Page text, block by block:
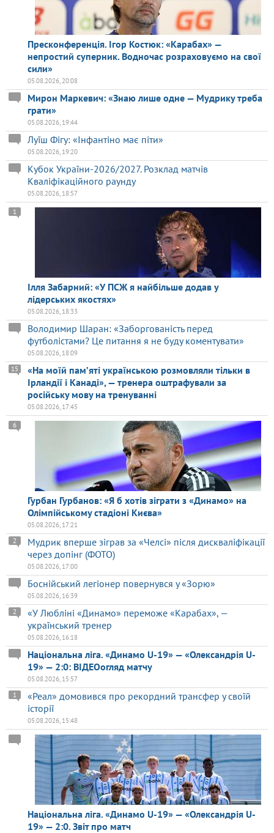
Пресконференція. Ігор Костюк: «Карабах» —
непростий суперник. Водночас розраховуємо на свої
сили»
05.08.2026, 20:08
Мирон Маркевич: «Знаю лише одне — Мудрику треба
грати»
05.08.2026, 19:44
Луїш Фігу: «Інфантіно має піти»
05.08.2026, 19:20
Кубок України-2026/2027. Розклад матчів
Кваліфікаційного раунду
05.08.2026, 18:57
Ілля Забарний: «У ПСЖ я найбільше додав у
лідерських якостях»
1
05.08.2026, 18:33
Володимир Шаран: «Заборгованість перед
футболістами? Це питання я не буду коментувати»
05.08.2026, 18:09
«На моїй памʼяті українською розмовляли тільки в
Ірландії і Канаді», — тренера оштрафували за
російську мову на тренуванні
15
05.08.2026, 17:45
Гурбан Гурбанов: «Я б хотів зіграти з «Динамо» на
Олімпійському стадіоні Києва»
6
05.08.2026, 17:21
Мудрик вперше зіграв за «Челсі» після дискваліфікації
через допінг (ФОТО)
2
05.08.2026, 17:00
Боснійський легіонер повернувся у «Зорю»
05.08.2026, 16:39
«У Любліні «Динамо» переможе «Карабах», —
український тренер
2
05.08.2026, 16:18
Національна ліга. «Динамо U-19» — «Олександрія U-
19» — 2:0: ВІДЕОогляд матчу
05.08.2026, 15:57
«Реал» домовився про рекордний трансфер у своїй
історії
1
05.08.2026, 15:48
Національна ліга. «Динамо U-19» — «Олександрія U-
19» — 2:0. Звіт про матч